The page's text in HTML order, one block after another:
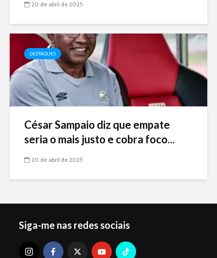
20 de abril de 2025
DESTAQUES
César Sampaio diz que empate
seria o mais justo e cobra foco...
20 de abril de 2025
Siga-me nas redes sociais